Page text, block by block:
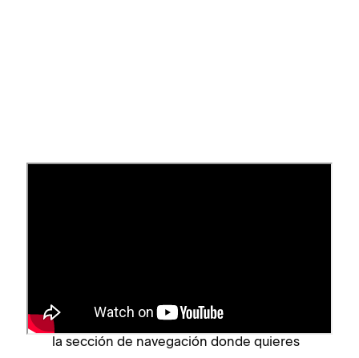
Abre elpanel Páginas y haz clic en
la sección de navegación donde quieres